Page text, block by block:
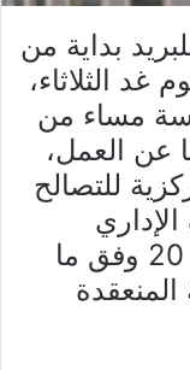
بداية من
الثلاثاء،
مساء من
إضرابا عن العمل،
للتصالح
بمنشور رئاسة الحكومة عدد 20 وفق ما